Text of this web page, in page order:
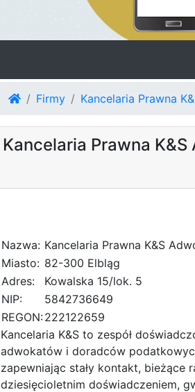
Firmy Kancelaria Prawna
Kancelaria Prawna
Nazwa: Kancelaria Prawna K&S
Miasto: 82-300 Elbląg
Adres:
Kowalska 15/lok. 5
NIP:
5842736649
REGON:222122659
Kancelaria K&S to zespół
adwokatów i doradców
zapewniając stały kontakt,
dziesięcioletnim doświadczeniem,